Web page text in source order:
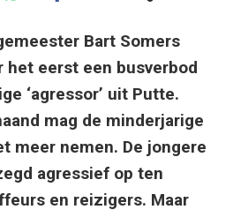
Bart Somers
het eerst een busverbod
‘agressor’ uit Putte.
mag de minderjarige
meer nemen. De jongere
agressief op ten
en reizigers. Maar